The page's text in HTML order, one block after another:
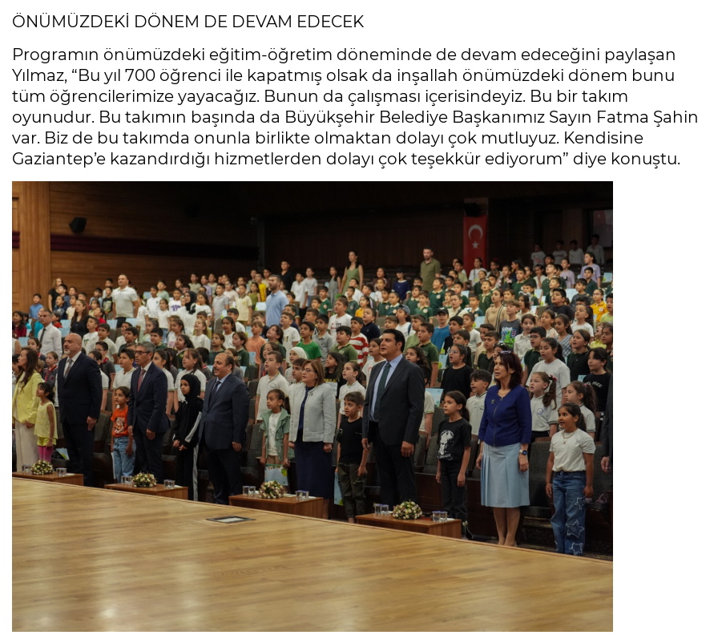
ÖNÜMÜZDEKİ DÖNEM DE DEVAM EDECEK
Programın önümüzdeki eğitim-öğretim döneminde de devam edeceğini paylaşan
Yılmaz, “Bu yıl 700 öğrenci ile kapatmış olsak da inşallah önümüzdeki dönem bunu
tüm öğrencilerimize yayacağız. Bunun da çalışması içerisindeyiz. Bu bir takım
oyunudur. Bu takımın başında da Büyükşehir Belediye Başkanımız Sayın Fatma Şahin
var. Biz de bu takımda onunla birlikte olmaktan dolayı çok mutluyuz. Kendisine
Gaziantep’e kazandırdığı hizmetlerden dolayı çok teşekkür ediyorum” diye konuştu.